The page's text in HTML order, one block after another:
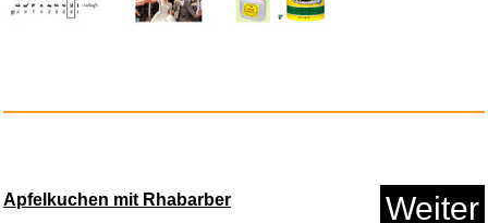
Apfelkuchen mit Rhabarber Weiter